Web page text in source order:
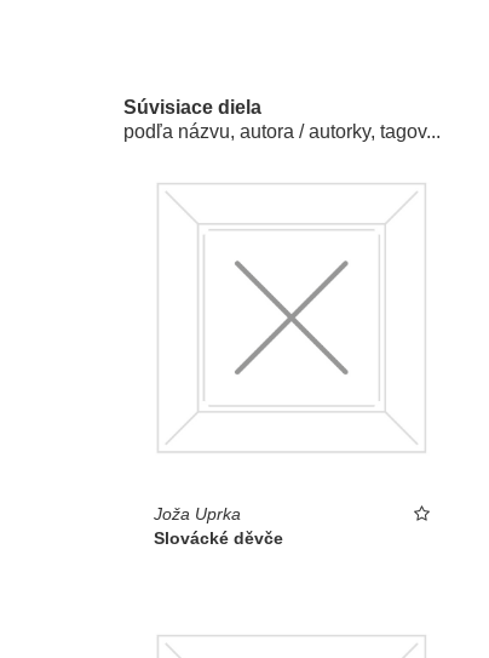
Súvisiace diela
podľa názvu, autora / autorky, tagov...
Joža Uprka
Slovácké děvče